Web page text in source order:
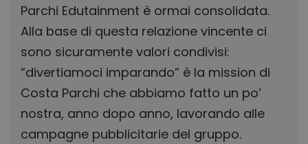
Parchi Edutainment è ormai consolidata.
Alla base di questa relazione vincente ci
sono sicuramente valori condivisi:
“divertiamoci imparando” è la mission di
Costa Parchi che abbiamo fatto un po’
nostra, anno dopo anno, lavorando alle
campagne pubblicitarie del gruppo.